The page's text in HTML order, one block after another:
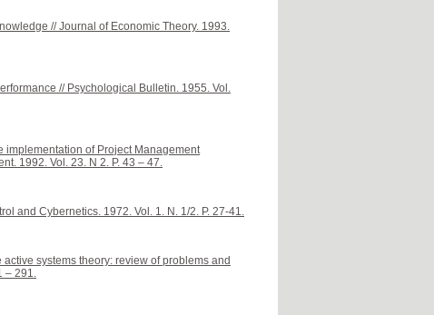
// Journal of Economic Theory. 1993.
// Psychological Bulletin. 1955. Vol.
implementation of Project Management
1992. Vol. 23. N 2. P. 43 – 47.
and Cybernetics. 1972. Vol. 1. N. 1/2. P. 27-41.
systems theory: review of problems and
– 291.